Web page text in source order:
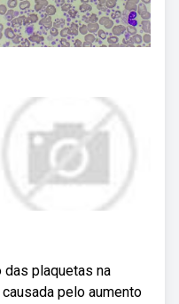
plaquetas na
pelo aumento